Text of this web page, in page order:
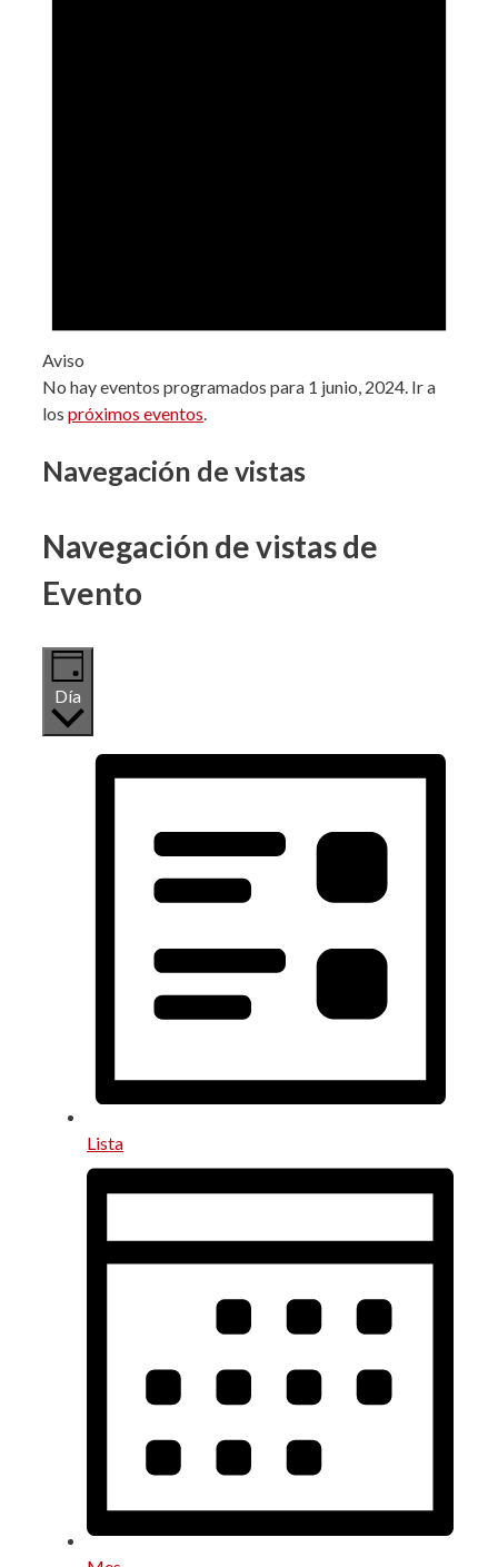
Aviso
No hay eventos programados para 1 junio, 2024. Ir a
los próximos eventos.
Navegación de vistas
Navegación de vistas de
Evento
Día
Lista